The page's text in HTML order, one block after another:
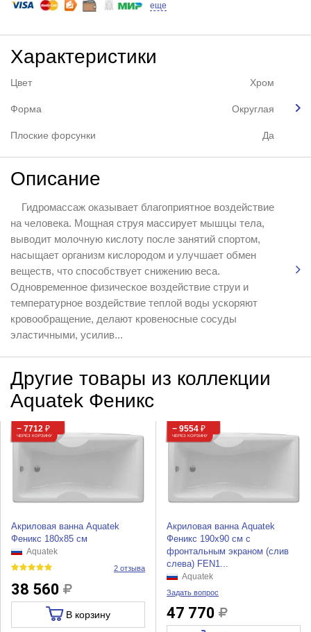
еще
Характеристики
Цвет Хром
Форма Округлая
Плоские форсунки Да
Описание
Гидромассаж оказывает благоприятное воздействие
на человека. Мощная струя массирует мышцы тела,
выводит молочную кислоту после занятий спортом,
насыщает организм кислородом и улучшает обмен
веществ, что способствует снижению веса.
Одновременное физическое воздействие струи и
температурное воздействие теплой воды ускоряют
кровообращение, делают кровеносные сосуды
эластичными, усилив...
Другие товары из коллекции
Aquatek Феникс
− 7712 ₽
ЧЕРЕЗ КОРЗИНУ
Акриловая ванна Aquatek
Феникс 180х85 см
Aquatek
2 отзыва
38 560
В корзину
− 9554 ₽
ЧЕРЕЗ КОРЗИНУ
Акриловая ванна Aquatek
Феникс 190х90 см с
фронтальным экраном (слив
слева) FEN1...
Aquatek
Задать вопрос
47 770